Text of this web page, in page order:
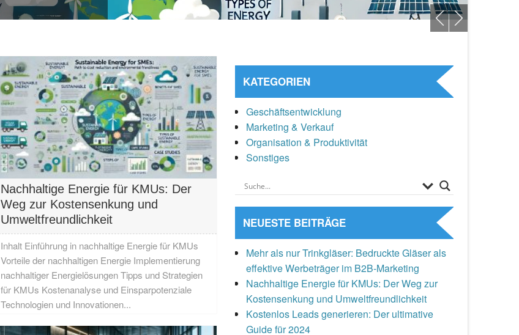
Nachhaltige Energie für KMUs: Der
Weg zur Kostensenkung und
Umweltfreundlichkeit
Inhalt Einführung in nachhaltige Energie für KMUs
Vorteile der nachhaltigen Energie Implementierung
nachhaltiger Energielösungen Tipps und Strategien
für KMUs Kostenanalyse und Einsparpotenziale
Technologien und Innovationen...
KATEGORIEN
Geschäftsentwicklung
Marketing & Verkauf
Organisation & Produktivität
Sonstiges
NEUESTE BEITRÄGE
Mehr als nur Trinkgläser: Bedruckte Gläser als
effektive Werbeträger im B2B-Marketing
Nachhaltige Energie für KMUs: Der Weg zur
Kostensenkung und Umweltfreundlichkeit
Kostenlos Leads generieren: Der ultimative
Guide für 2024